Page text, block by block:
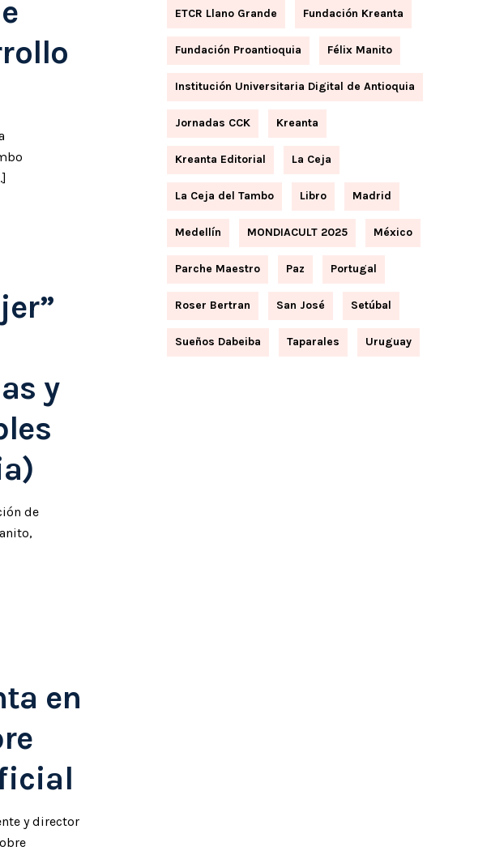
y
de
en
y director
ETCR Llano Grande Fundación Kreanta
Fundación Proantioquia Félix Manito
Institución Universitaria Digital de Antioquia
Jornadas CCK Kreanta
Kreanta Editorial La Ceja
La Ceja del Tambo Libro Madrid
Medellín MONDIACULT 2025 México
Parche Maestro Paz Portugal
Roser Bertran San José Setúbal
Sueños Dabeiba Taparales Uruguay